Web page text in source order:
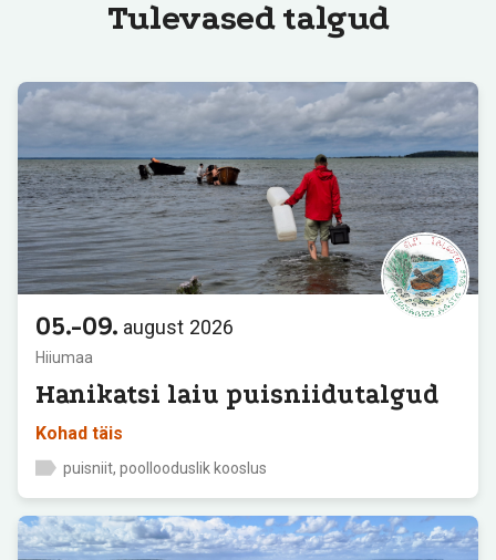
Tulevased talgud
2026
05.-09. august
Hiiumaa
Hanikatsi laiu puisniidutalgud
Kohad täis
puisniit, poollooduslik kooslus